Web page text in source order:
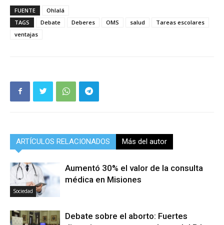
FUENTE
Ohlalá
TAGS
Debate Deberes OMS salud
Tareas escolares
ventajas
ARTÍCULOS RELACIONADOS Más del autor
Sociedad
Aumentó 30% el valor de la consulta
médica en Misiones
Debate sobre el aborto: Fuertes